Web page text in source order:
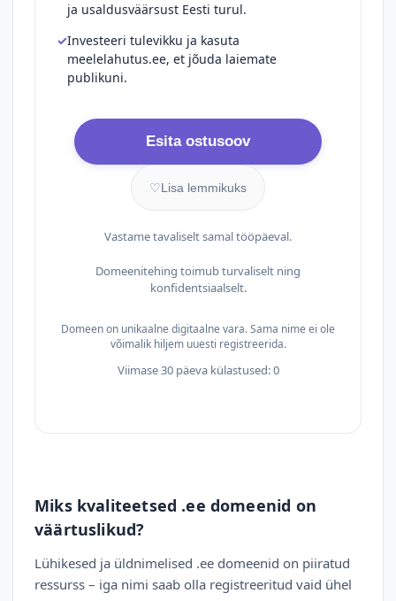
ja usaldusväärsust Eesti turul.
Investeeri tulevikku ja kasuta
meelelahutus.ee, et jõuda laiemate
publikuni.
Esita ostusoov
♡Lisa lemmikuks
Vastame tavaliselt samal tööpäeval.
Domeenitehing toimub turvaliselt ning
konfidentsiaalselt.
Domeen on unikaalne digitaalne vara. Sama nime ei ole
võimalik hiljem uuesti registreerida.
Viimase 30 päeva külastused: 0
Miks kvaliteetsed .ee domeenid on
väärtuslikud?
Lühikesed ja üldnimelised .ee domeenid on piiratud
ressurss – iga nimi saab olla registreeritud vaid ühel